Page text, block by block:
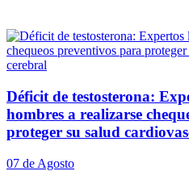
Déficit de testosterona:
hombres a realizarse
proteger su salud
07 de Agosto